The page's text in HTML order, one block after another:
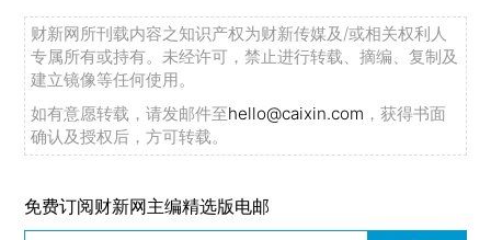
财新网所刊载内容之知识产权为财新传媒及/或相关权利人
专属所有或持有。未经许可，禁止进行转载、摘编、复制及
建立镜像等任何使用。
如有意愿转载，请发邮件至hello@caixin.com ，获得书面
确认及授权后，方可转载。
免费订阅财新网主编精选版电邮